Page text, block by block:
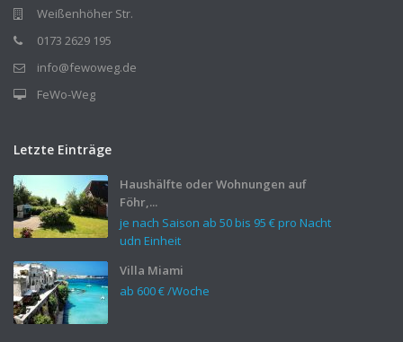
Weißenhöher Str.
0173 2629 195
info@fewoweg.de
FeWo-Weg
Letzte Einträge
Haushälfte oder Wohnungen auf
Föhr,...
je nach Saison ab 50 bis 95 € pro Nacht
udn Einheit
Villa Miami
ab 600 €/Woche